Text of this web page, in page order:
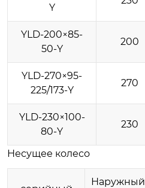
Y
YLD-200×85-
50-Y
200
YLD-270×95-
225/173-Y
270
YLD-230×100-
80-Y
230
Несущее колесо
Наружный